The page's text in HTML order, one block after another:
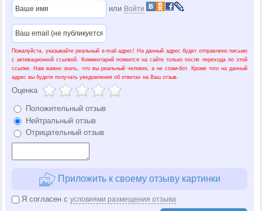
или Войти
Пожалуйста, указывайте реальный e-mail адрес! На данный адрес будет отправлено письмо
с активационной ссылкой. Комментарий появится на сайте только после перехода по этой
ссылке. Нам важно знать, что вы реальный человек, а не спам-бот. Кроме того на данный
адрес вы будете получать уведомления об ответах на Ваш отзыв.
Оценка
Положительный отзыв
Нейтральный отзыв
Отрицательный отзыв
Приложить к своему отзыву картинки
Я согласен с условиями размещения отзыва